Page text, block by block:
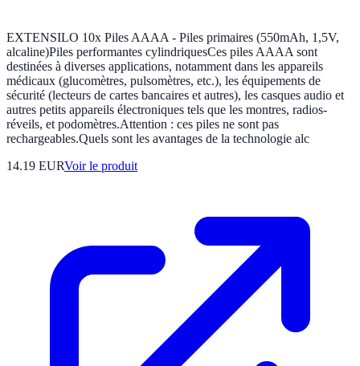
EXTENSILO 10x Piles AAAA - Piles primaires (550mAh, 1,5V,
alcaline)Piles performantes cylindriquesCes piles AAAA sont
destinées à diverses applications, notamment dans les appareils
médicaux (glucomètres, pulsomètres, etc.), les équipements de
sécurité (lecteurs de cartes bancaires et autres), les casques audio et
autres petits appareils électroniques tels que les montres, radios-
réveils, et podomètres.Attention : ces piles ne sont pas
rechargeables.Quels sont les avantages de la technologie alc
14.19 EURVoir le produit